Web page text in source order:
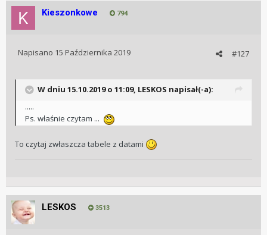
Kieszonkowe 794
#127
Napisano 15 Października 2019
W dniu 15.10.2019 o 11:09, LESKOS napisał(-a):
.....
Ps. właśnie czytam ...
To czytaj zwłaszcza tabele z datami
LESKOS 3513